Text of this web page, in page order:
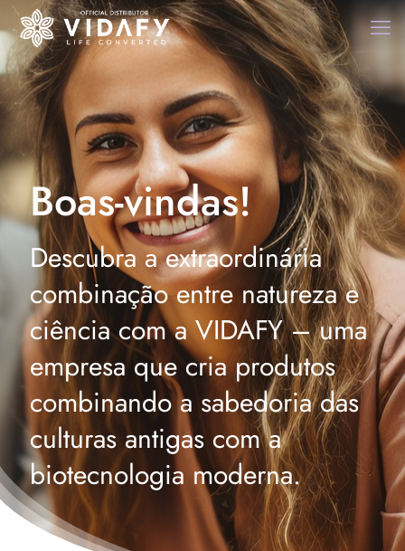
Boas-vindas!
Descubra a extraordinária
combinação entre natureza e
ciência com a VIDAFY – uma
empresa que cria produtos
combinando a sabedoria das
culturas antigas com a
biotecnologia moderna.